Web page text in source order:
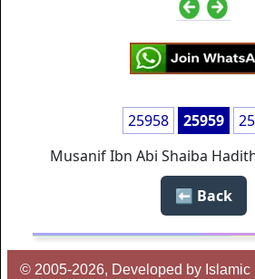
25958 25959
Musanif Ibn Abi Shaiba
Back ⬅️
© 2005-2026, Developed by Islamic